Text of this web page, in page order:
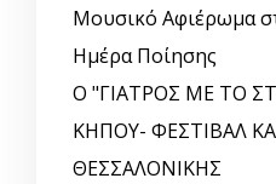
Μουσικό Αφιέρωμα
Ημέρα Ποίησης
Ο "ΓΙΑΤΡΟΣ ΜΕ ΤΟ
ΚΗΠΟΥ- ΦΕΣΤΙΒΑΛ
ΘΕΣΣΑΛΟΝΙΚΗΣ